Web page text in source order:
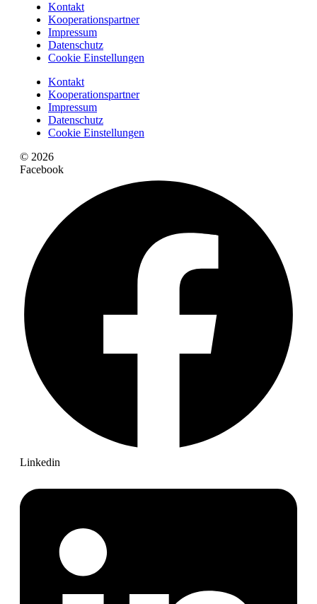
Kontakt
Kooperationspartner
Impressum
Datenschutz
Cookie Einstellungen
Kontakt
Kooperationspartner
Impressum
Datenschutz
Cookie Einstellungen
© 2026
Facebook
Linkedin